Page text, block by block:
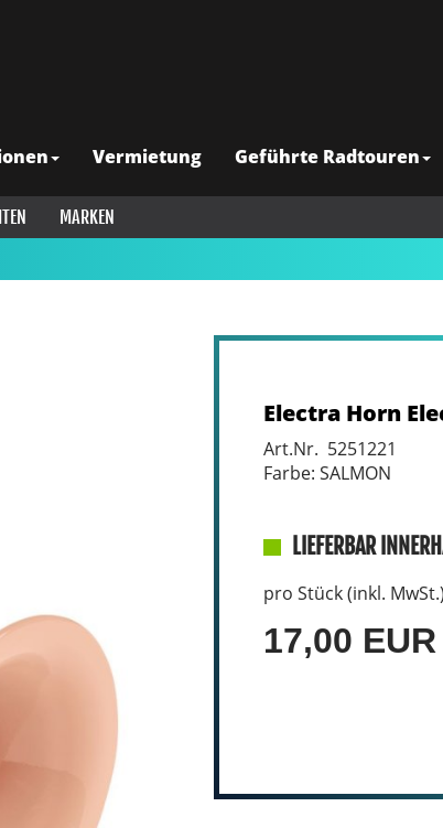
Vermietung Geführte Radtouren
MARKEN
Electra Horn
Art.Nr. 5251221
Farbe: SALMON
LIEFERBAR
pro Stück (inkl. MwSt.)
17,00 EUR